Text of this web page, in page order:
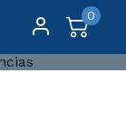
0